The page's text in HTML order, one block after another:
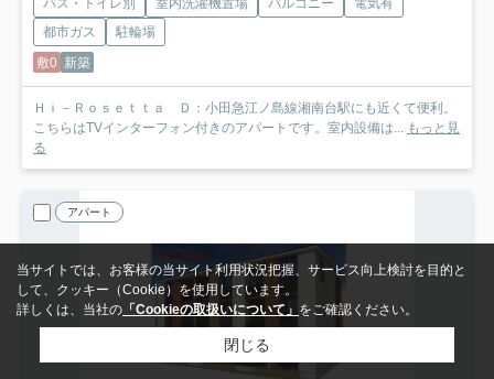
バス・トイレ別 室内洗濯機置場 バルコニー
電気有
都市ガス
駐輪場
敷0 新築
Ｈｉ－Ｒｏｓｅｔｔａ Ｄ：小田急江ノ島線湘南台駅にも近くて便利。
こちらはTVインターフォン付きのアパートです。室内設備は... もっと見
る
アパート
当サイトでは、お客様の当サイト利用状況把握、サービス向上検討を目的と
して、クッキー（Cookie）を使用しています。
詳しくは、当社の 「Cookieの取扱いについて」 をご確認ください。
閉じる